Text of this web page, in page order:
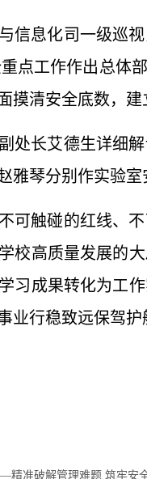
信息化司一级巡
点工作作出总体
摸清安全底数，
处长艾德生详细
雅琴分别作实验室
可触碰的红线、
校高质量发展的
习成果转化为工
业行稳致远保驾护
精准破解管理难题 筑牢安